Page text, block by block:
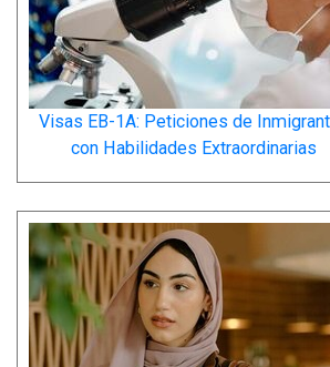
Visas EB-1A: Peticiones de
con Habilidades Extraordinarias